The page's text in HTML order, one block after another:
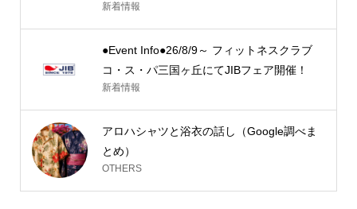
新着情報
●Event Info●26/8/9～ フィットネスクラブ
コ・ス・パ三国ヶ丘にてJIBフェア開催！
新着情報
アロハシャツと浴衣の話し（Google調べま
とめ）
OTHERS